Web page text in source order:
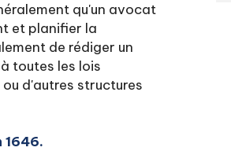
qu'un avocat
et planifier la
de rédiger un
toutes les lois
d'autres structures
1646.